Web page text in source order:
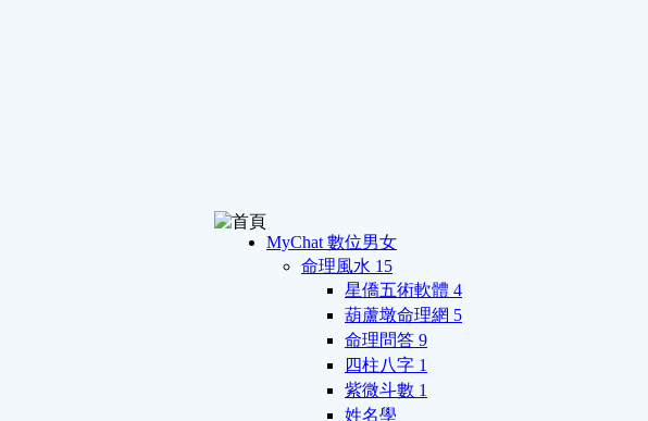
MyChat 數位男女
命理風水 15
星僑五術軟體 4
葫蘆墩命理網 5
命理問答 9
四柱八字 1
紫微斗數 1
姓名學